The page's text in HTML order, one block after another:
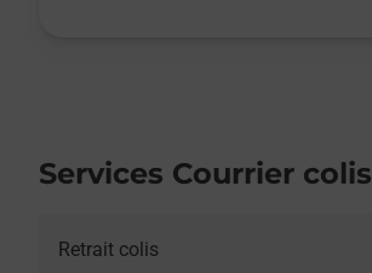
Services Courrier colis
Retrait colis